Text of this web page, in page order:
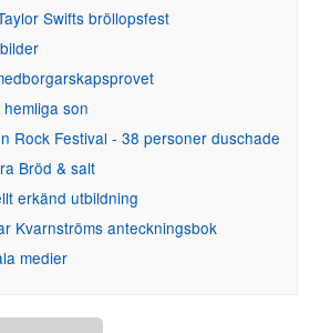
Swifts bröllopsfest
son
Rock Festival - 38 personer duschade
Bröd & salt
erkänd utbildning
Kvarnströms anteckningsbok
medier